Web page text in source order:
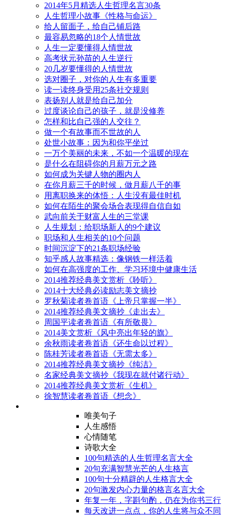
2014年5月精选人生哲理名言30条
人生哲理小故事《性格与命运》
给人留面子，给自己铺后路
最容易忽略的18个人情世故
人生一定要懂得人情世故
高考状元孙苗的人生逆行
20几岁要懂得的人情世故
选对圈子，对你的人生有多重要
读一读终身受用25条社交规则
表扬别人就是给自己加分
过度谈论自己的孩子，就是没修养
怎样和比自己强的人交往？
做一个有故事而不世故的人
处世小故事：因为和你平坐过
一万个美丽的未来，不如一个温暖的现在
是什么在阻碍你的月薪万元之路
如何成为关键人物的圈内人
在你月薪三千的时候，做月薪八千的事
用离职换来的体悟：人生没有最佳时机
如何在陌生的聚会场合表现得自信自如
武向前关于财富人生的三堂课
人生规划：给职场新人的9个建议
职场和人生相关的10个问题
时间沉淀下的21条职场经验
知乎感人故事精选：像钢铁一样活着
如何在高强度的工作、学习环境中健康生活
2014推荐经典美文赏析《聆听》
2014十大经典必读励志美文摘抄
罗秋菊读者卷首语《上帝只掌握一半》
2014推荐经典美文摘抄《走出去》
周国平读者卷首语《有所敬畏》
2014美文赏析《风中亮出年轻的旗》
余秋雨读者卷首语《还生命以过程》
陈桂芳读者卷首语《无需太多》
2014推荐经典美文摘抄《纯洁》
名家经典美文摘抄《我现在就付诸行动》
2014推荐经典美文赏析《生机》
徐智慧读者卷首语《想念》
唯美句子
人生感悟
心情随笔
诗歌大全
100句精选的人生哲理名言大全
20句充满智慧光芒的人生格言
100句十分精辟的人生格言大全
20句激发内心力量的格言名言大全
年复一年，字斟句酌，仍在为你书三行
每天改进一点点，你的人生将与众不同